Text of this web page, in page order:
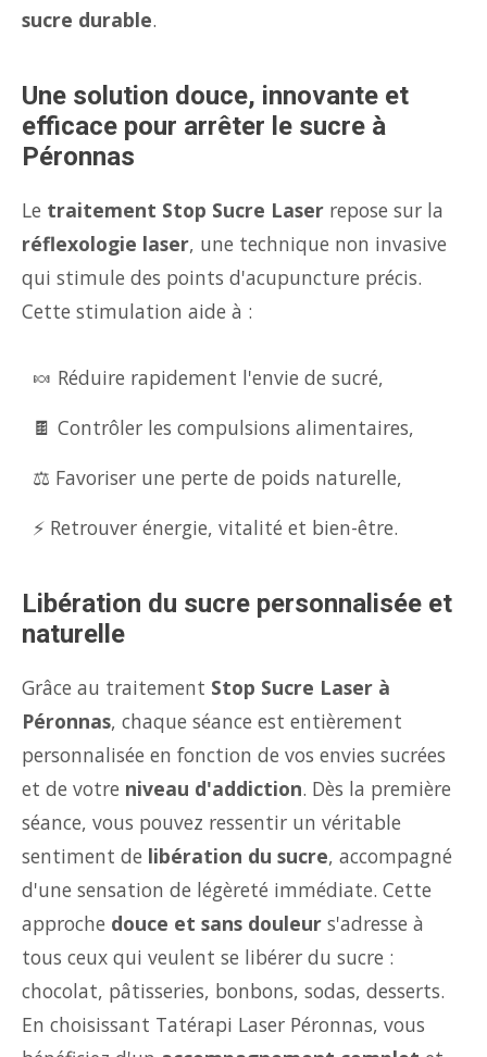
sucre durable.
Une solution douce, innovante et
efficace pour arrêter le sucre à
Péronnas
Le traitement Stop Sucre Laser repose sur la
réflexologie laser, une technique non invasive
qui stimule des points d'acupuncture précis.
Cette stimulation aide à :
🍬 Réduire rapidement l'envie de sucré,
🍫 Contrôler les compulsions alimentaires,
⚖️ Favoriser une perte de poids naturelle,
⚡ Retrouver énergie, vitalité et bien-être.
Libération du sucre personnalisée et
naturelle
Grâce au traitement Stop Sucre Laser à
Péronnas, chaque séance est entièrement
personnalisée en fonction de vos envies sucrées
et de votre niveau d'addiction. Dès la première
séance, vous pouvez ressentir un véritable
sentiment de libération du sucre, accompagné
d'une sensation de légèreté immédiate. Cette
approche douce et sans douleur s'adresse à
tous ceux qui veulent se libérer du sucre :
chocolat, pâtisseries, bonbons, sodas, desserts.
En choisissant Tatérapi Laser Péronnas, vous